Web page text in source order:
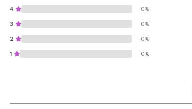
4 0%
3 0%
2 0%
1 0%